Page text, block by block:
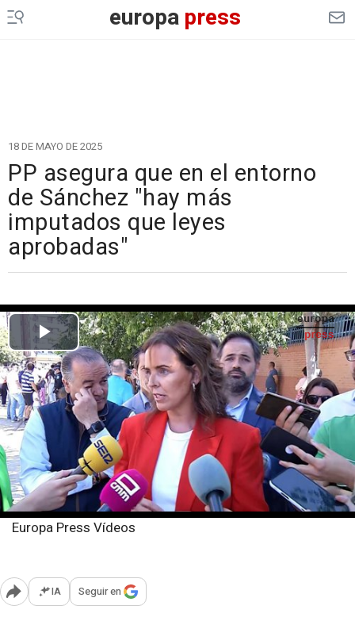
europapress
18 DE MAYO DE 2025
PP asegura que en el entorno
de Sánchez "hay más
imputados que leyes
aprobadas"
Europa Press Vídeos
Abrir opciones para compartir
IA Seguir en